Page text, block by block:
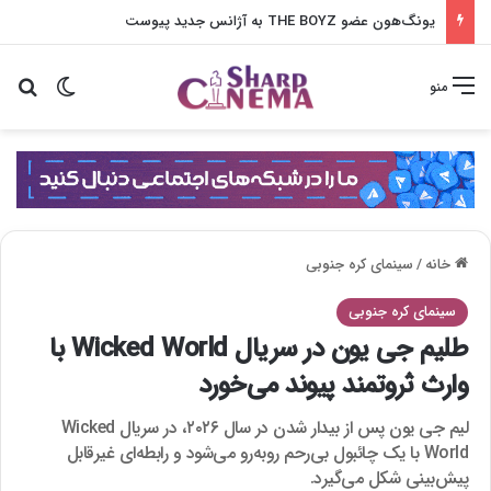
یونگ‌هون عضو THE BOYZ به آژانس جدید پیوست
تغییر منو
خانه/سینمای کره جنوبی
سینمای کره جنوبی
طلیم جی یون در سریال Wicked World با
وارث ثروتمند پیوند می‌خورد
لیم جی یون پس از بیدار شدن در سال ۲۰۲۶، در سریال Wicked
World با یک چائبول بی‌رحم روبه‌رو می‌شود و رابطه‌ای غیرقابل
پیش‌بینی شکل می‌گیرد.